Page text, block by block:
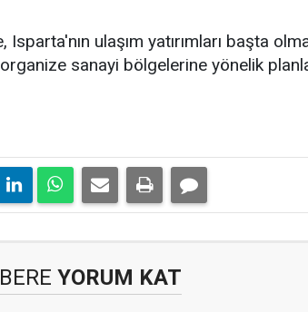
Isparta'nın ulaşım yatırımları başta
sanayi bölgelerine yönelik
YORUM KAT